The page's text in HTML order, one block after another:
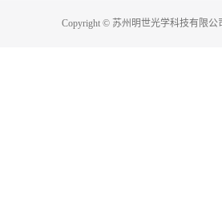
Copyright © 苏州明世光学科技有限公